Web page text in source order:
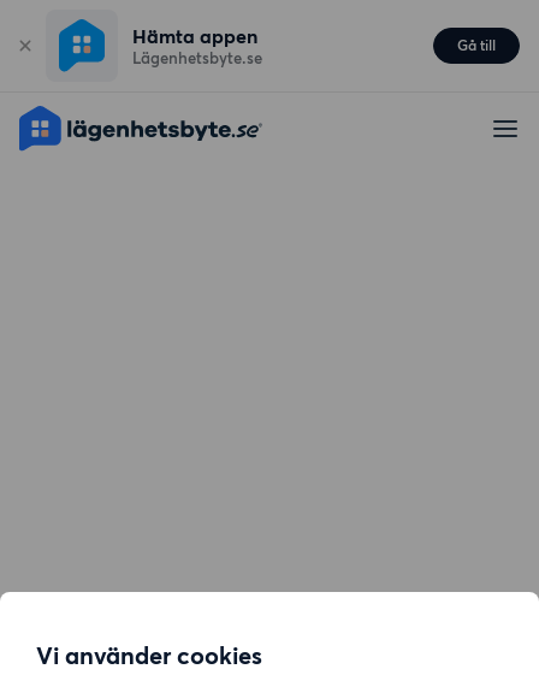
Vi använder cookies
Hämta appen
Lägenhetsbyte.se
Gå till